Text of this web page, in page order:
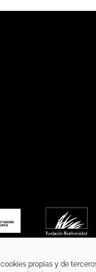
propias y de